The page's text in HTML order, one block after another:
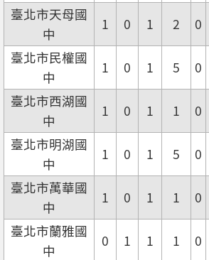
臺北市天母國
中
1 0 1 2 0
臺北市民權國
中
1 0 1 5 0
臺北市西湖國
中
1 0 1 1 0
臺北市明湖國
中
1 0 1 5 0
臺北市萬華國
中
1 0 1 1 0
臺北市蘭雅國
中
0 1 1 1 0